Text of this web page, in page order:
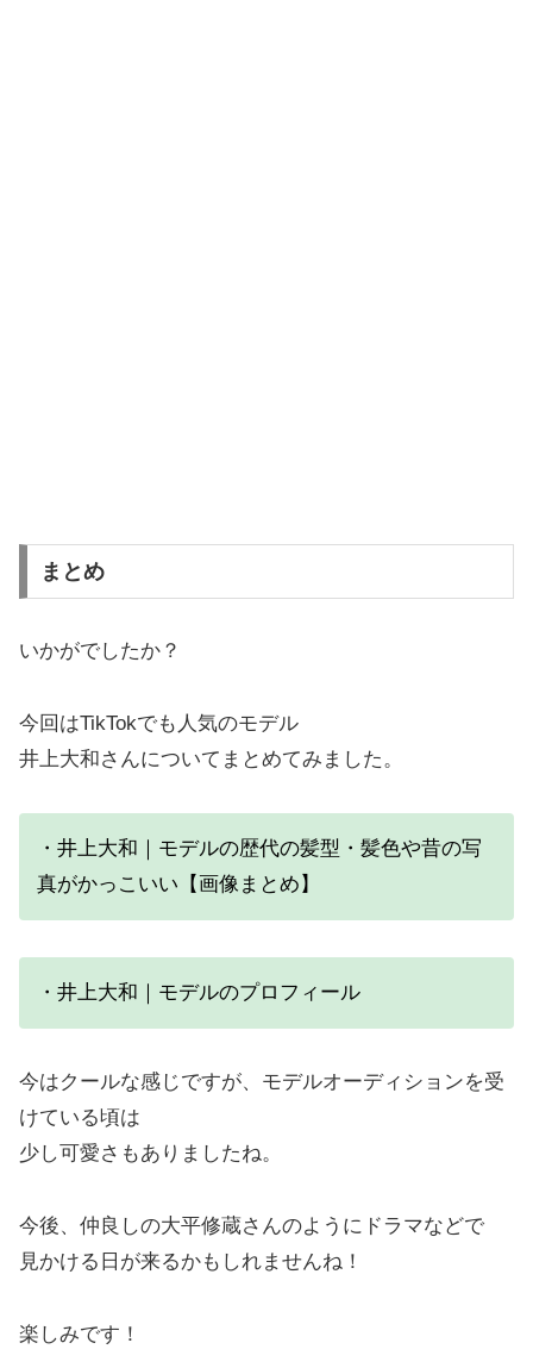
まとめ
いかがでしたか？
今回はTikTokでも人気のモデル
井上大和さんについてまとめてみました。
・井上大和｜モデルの歴代の髪型・髪色や昔の写
真がかっこいい【画像まとめ】
・井上大和｜モデルのプロフィール
今はクールな感じですが、モデルオーディションを受
けている頃は
少し可愛さもありましたね。
今後、仲良しの大平修蔵さんのようにドラマなどで
見かける日が来るかもしれませんね！
楽しみです！